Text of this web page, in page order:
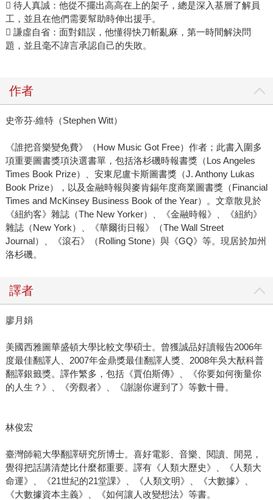
 待人真誠：他從不擺出高高在上的架子，總是深入基層了解員
工，並且在他們需要幫助時伸出援手。
 謙虛自省：面對錯誤，他懂得快刀斬亂麻，第一時間解決問
題，並且毫不諱言承認自己的失敗。
作者
史帝芬‧維特（Stephen Witt）
《誰把音樂變免費》（How Music Got Free）作者；此書入圍多
項重要圖書獎項決選書單，包括洛杉磯時報書獎（Los Angeles
Times Book Prize）、安東尼盧卡斯圖書獎（J. Anthony Lukas
Book Prize），以及金融時報與麥肯錫年度商業圖書獎（Financial
Times and McKinsey Business Book of the Year）。文章散見於
《紐約客》雜誌（The New Yorker）、《金融時報》、《紐約》
雜誌（New York）、《華爾街日報》（The Wall Street
Journal）、《滾石》（Rolling Stone）與《GQ》等。現居於加州
洛杉磯。
譯者
廖月娟
美國西雅圖華盛頓大學比較文學碩士。曾獲誠品好讀報告2006年
度最佳翻譯人、2007年金鼎獎最佳翻譯人獎、2008年吳大猷科普
翻譯銀籤獎。譯作繁多，包括《賈伯斯傳》、《你要如何衡量你
的人生？》、《旁觀者》、《謝謝你遲到了》等數十冊。
林俊宏
臺灣師範大學翻譯研究所博士。喜好電影、音樂、閱讀、閒晃，
覺得把話講清楚比什麼都重要。譯有《人類大歷史》、《人類大
命運》、《21世紀的21堂課》、《人類文明》、《大數據》、
《大數據資本主義》、《如何讓人改變想法》等書。